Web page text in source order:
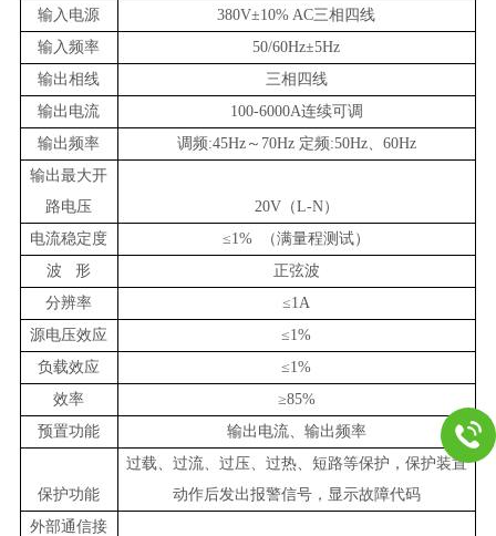
输入电源
380V±10% AC三相四线
输入频率
50/60Hz±5Hz
输出相线
三相四线
输出 电流
100-6000A连续可调
输出频率
调频:45Hz～ 70Hz 定频:50Hz、60Hz
输出最大开
路电压
20V（L-N）
电流稳定度
≤1% （满量程测试）
波 形
正弦波
分辨率
≤1A
源电压效应
≤1%
负载效应
≤1%
效率
≥85%
预置功能
输出电流、输出频率
保护功能
过载、过流、过压、过热、短路等保护，保护装置
动作后发出报警信号，显示故障代码
外部通信接